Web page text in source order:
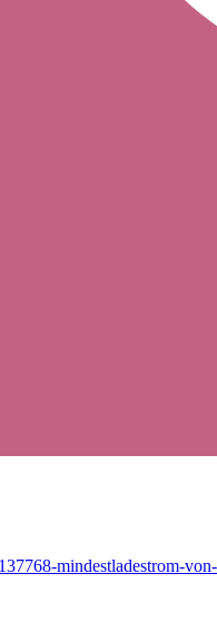
mindestladestrom-